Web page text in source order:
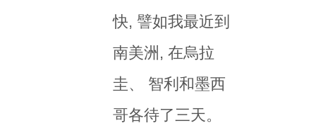
快, 譬如我最近到
南美洲, 在烏拉
圭、 智利和墨西
哥各待了三天。